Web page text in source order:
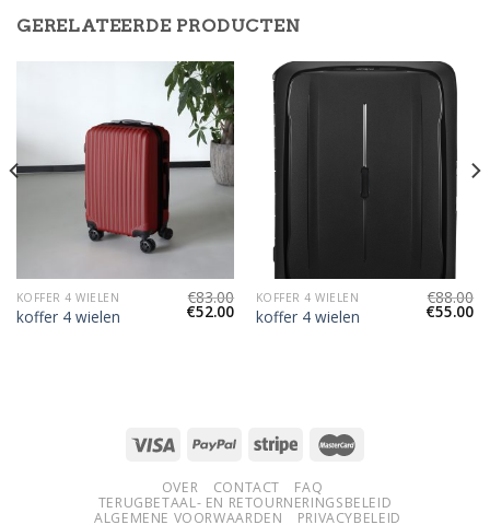
GERELATEERDE PRODUCTEN
KOFFER 4 WIELEN
koffer 4 wielen
€83.00
€52.00
KOFFER 4 WIELEN
koffer 4 wielen
€88.00
€55.00
OVER CONTACT
FAQ
TERUGBETAAL- EN RETOURNERINGSBELEID
ALGEMENE VOORWAARDEN
PRIVACYBELEID